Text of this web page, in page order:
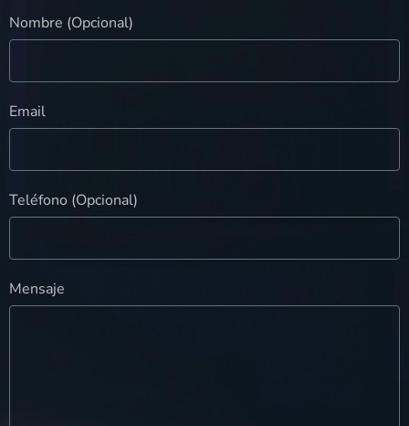
Nombre (Opcional)
Email
Teléfono (Opcional)
Mensaje